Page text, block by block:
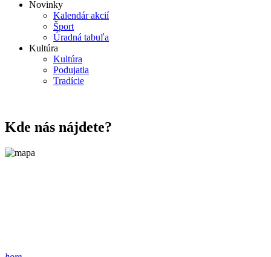
Novinky
Kalendár akcií
Šport
Úradná tabuľa
Kultúra
Kultúra
Podujatia
Tradície
Kde nás nájdete?